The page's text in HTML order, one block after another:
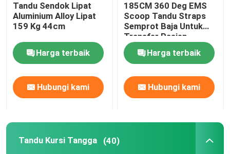
Tandu Sendok Lipat
Aluminium Alloy Lipat
159 Kg 44cm
Harga terbaik
Hubungi kami
185CM 360 Deg EMS
Scoop Tandu Straps
Semprot Baja Untuk
Transfer Pasien
Harga terbaik
Hubungi kami
Tandu Kursi Tangga (40)